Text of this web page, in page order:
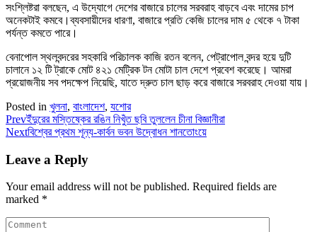
সংশ্লিষ্টরা বলছেন, এ উদ্যোগে দেশের বাজারে চালের সরবরাহ বাড়বে এবং দামের চাপ
অনেকটাই কমবে।ব্যবসায়ীদের ধারণা, বাজারে প্রতি কেজি চালের দাম ৫ থেকে ৭ টাকা
পর্যন্ত কমতে পারে।
বেনাপোল স্থলবন্দরের সহকারি পরিচালক কাজি রতন বলেন, পেট্রাপোল বন্দর হয়ে দুটি
চালানে ১২ টি ট্রাকে মোট ৪২১ মেট্রিক টন মোটা চাল দেশে প্রবেশ করেছে। আমরা
প্রয়োজনীয় সব পদক্ষেপ নিয়েছি, যাতে দ্রুত চাল ছাড় করে বাজারে সরবরাহ দেওয়া যায়।
Posted in খুলনা, বাংলাদেশ, যশোর
Prevইঁদুরের মস্তিষ্কের রঙিন নিখুঁত ছবি তুললেন চীনা বিজ্ঞানীরা
Nextবিশ্বের প্রথম শূন্য-কার্বন ভবন উদ্বোধন শানতোংয়ে
Leave a Reply
Your email address will not be published. Required fields are
marked *